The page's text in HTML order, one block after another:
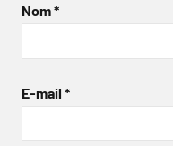
Nom*
E-mail *